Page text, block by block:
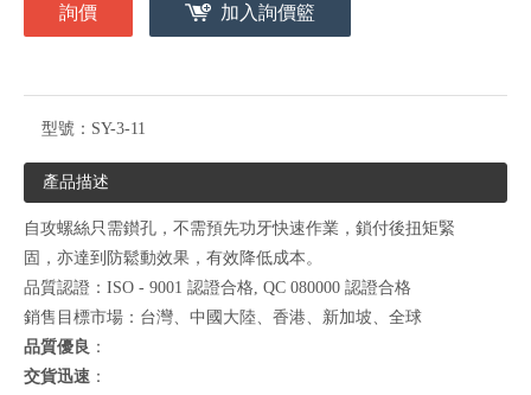
詢價 加入詢價籃
型號： SY-3-11
產品描述
自攻螺絲只需鑚孔，不需預先功牙快速作業，鎖付後扭矩緊
固，亦達到防鬆動效果，有效降低成本。
品質認證：ISO - 9001 認證合格, QC 080000 認證合格
銷售目標市場：台灣、中國大陸、香港、新加坡、全球
品質優良 ：
交貨迅速 ：